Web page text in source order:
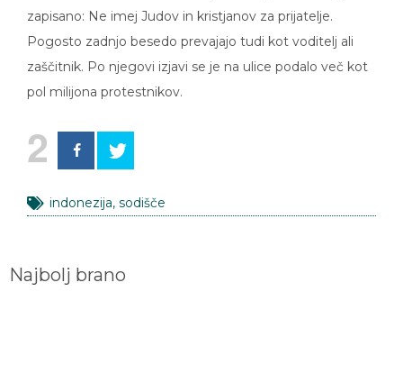
zapisano: Ne imej Judov in kristjanov za prijatelje.
Pogosto zadnjo besedo prevajajo tudi kot voditelj ali
zaščitnik. Po njegovi izjavi se je na ulice podalo več kot
pol milijona protestnikov.
2
indonezija, sodišče
Najbolj brano